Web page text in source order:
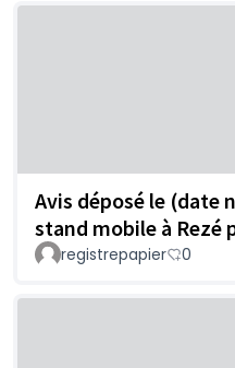
Avis déposé le (date
stand mobile à Rezé
registrepapier 0